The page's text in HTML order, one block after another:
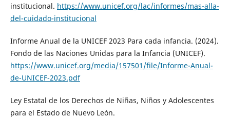
institucional. https://www.unicef.org/lac/informes/mas-alla-
del-cuidado-institucional
Informe Anual de la UNICEF 2023 Para cada infancia. (2024).
Fondo de las Naciones Unidas para la Infancia (UNICEF).
https://www.unicef.org/media/157501/file/Informe-Anual-
de-UNICEF-2023.pdf
Ley Estatal de los Derechos de Niñas, Niños y Adolescentes
para el Estado de Nuevo León.